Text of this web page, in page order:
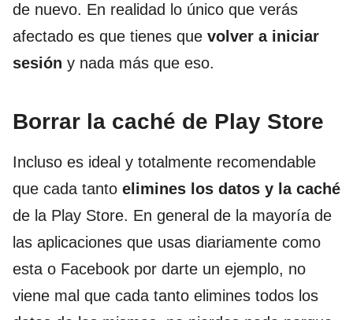
de nuevo. En realidad lo único que verás
afectado es que tienes que volver a iniciar
sesión y nada más que eso.
Borrar la caché de Play Store
Incluso es ideal y totalmente recomendable
que cada tanto elimines los datos y la caché
de la Play Store. En general de la mayoría de
las aplicaciones que usas diariamente como
esta o Facebook por darte un ejemplo, no
viene mal que cada tanto elimines todos los